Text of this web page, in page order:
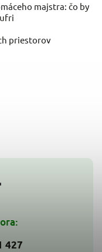
427
majstra: čo by
priestorov